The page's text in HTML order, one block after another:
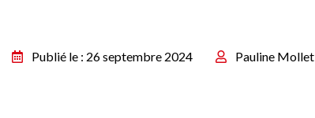
Publié le : 26 septembre 2024 Pauline Mollet